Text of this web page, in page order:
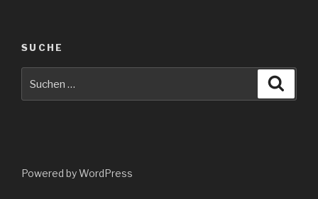
SUCHE
nach:
Powered by WordPress